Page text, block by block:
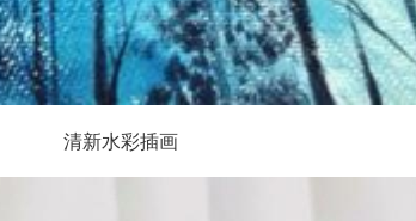
清新水彩插画